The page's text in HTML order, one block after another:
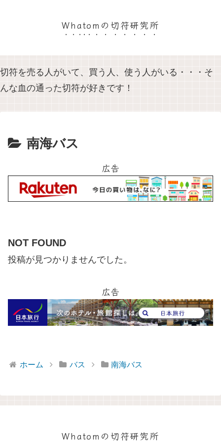
Whatomの切符研究所
切符を売る人がいて、買う人、使う人がいる・・・そ
んな血の通った切符が好きです！
南海バス
広告
NOT FOUND
投稿が見つかりませんでした。
広告
ホーム バス 南海バス
Whatomの切符研究所